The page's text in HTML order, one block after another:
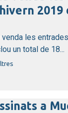
2019
les
un total de 18...
a